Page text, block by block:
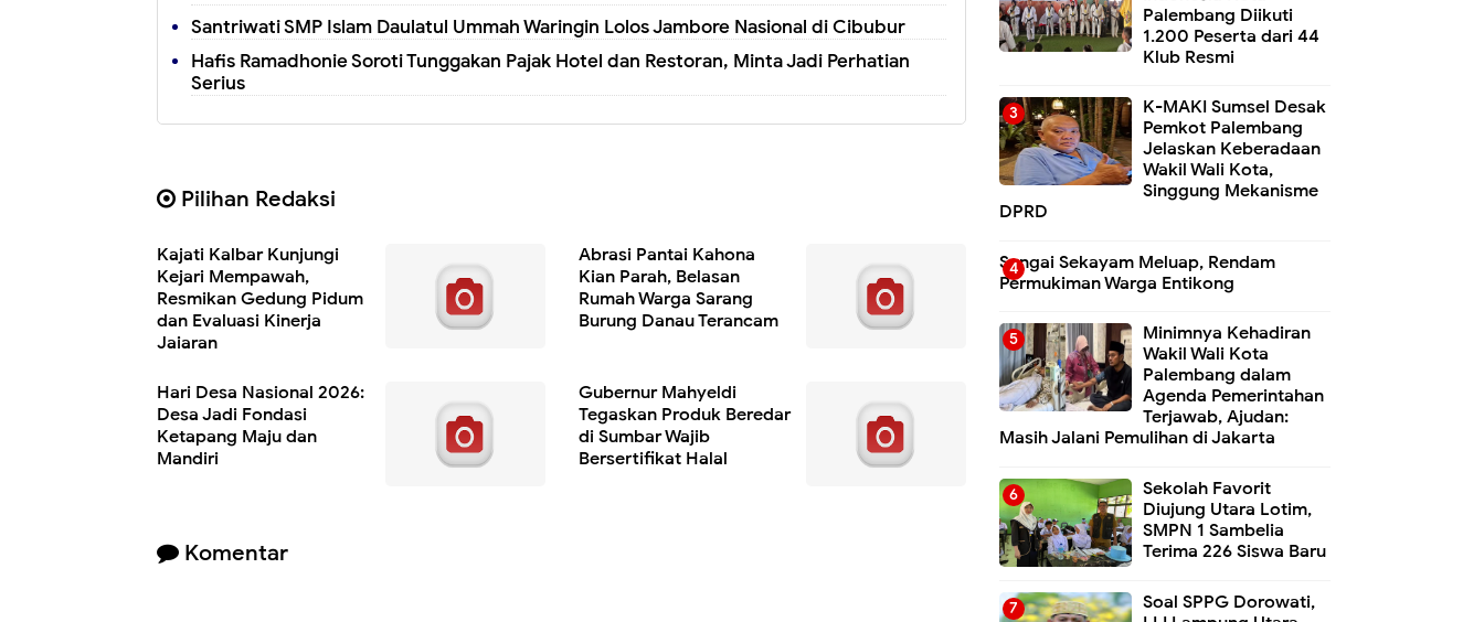
Santriwati SMP Islam Daulatul Ummah Waringin Lolos Jambore Nasional di Cibubur
Hafis Ramadhonie Soroti Tunggakan Pajak Hotel dan Restoran, Minta Jadi Perhatian
Serius
Pilihan Redaksi
Kajati Kalbar Kunjungi
Kejari Mempawah,
Resmikan Gedung Pidum
dan Evaluasi Kinerja
Jajaran
Abrasi Pantai Kahona
Kian Parah, Belasan
Rumah Warga Sarang
Burung Danau Terancam
Hari Desa Nasional 2026:
Desa Jadi Fondasi
Ketapang Maju dan
Mandiri
Gubernur Mahyeldi
Tegaskan Produk Beredar
di Sumbar Wajib
Bersertifikat Halal
Komentar
Palembang Diikuti
1.200 Peserta dari 44
Klub Resmi
K-MAKI Sumsel Desak
Pemkot Palembang
Jelaskan Keberadaan
Wakil Wali Kota,
Singgung Mekanisme
DPRD
Sungai Sekayam Meluap, Rendam
Permukiman Warga Entikong
Minimnya Kehadiran
Wakil Wali Kota
Palembang dalam
Agenda Pemerintahan
Terjawab, Ajudan:
Masih Jalani Pemulihan di Jakarta
Sekolah Favorit
Diujung Utara Lotim,
SMPN 1 Sambelia
Terima 226 Siswa Baru ‎
Soal SPPG Dorowati,